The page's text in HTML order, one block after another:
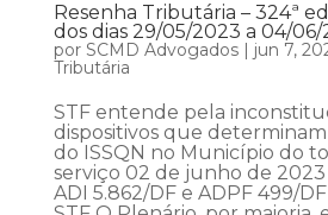
Resenha Tributária – 324ª
dos dias 29/05/2023 a 04/06/
por SCMD Advogados| jun 7,
Tributária
STF entende pela
dispositivos que
do ISSQN no Município do
serviço 02 de junho de 2023
ADI 5.862/DF e ADPF 499/